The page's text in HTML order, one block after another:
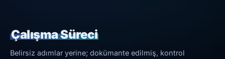
Çalışma Süreci
Belirsiz adımlar yerine; dokümante edilmiş, kontrol